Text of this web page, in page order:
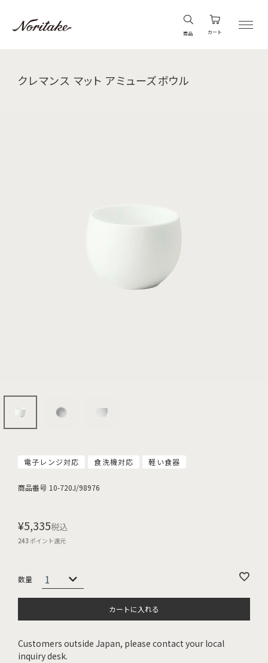
商品 カート
クレマンス マット アミューズボウル
電子レンジ対応 食洗機対応 軽い食器
商品番号 10-720J/98976
¥5,335税込
243ポイント還元
カートに入れる
Customers outside Japan, please contact your local
inquiry desk.